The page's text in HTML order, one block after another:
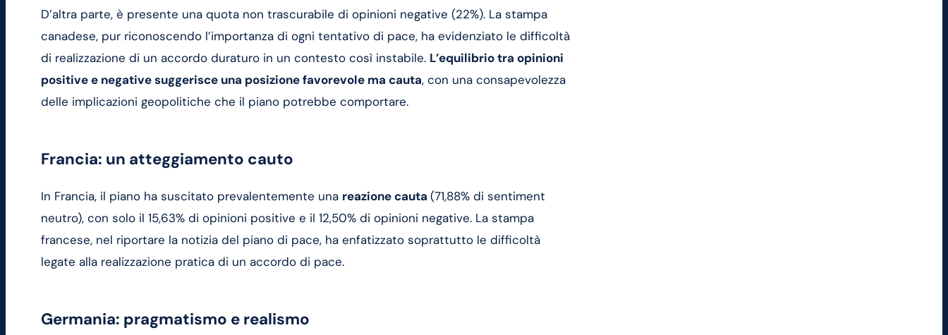
D’altra parte, è presente una quota non trascurabile di opinioni negative (22%). La stampa
canadese, pur riconoscendo l’importanza di ogni tentativo di pace, ha evidenziato le difficoltà
di realizzazione di un accordo duraturo in un contesto così instabile. L’equilibrio tra opinioni
positive e negative suggerisce una posizione favorevole ma cauta, con una consapevolezza
delle implicazioni geopolitiche che il piano potrebbe comportare.
Francia: un atteggiamento cauto
In Francia, il piano ha suscitato prevalentemente una reazione cauta (71,88% di sentiment
neutro), con solo il 15,63% di opinioni positive e il 12,50% di opinioni negative. La stampa
francese, nel riportare la notizia del piano di pace, ha enfatizzato soprattutto le difficoltà
legate alla realizzazione pratica di un accordo di pace.
Germania: pragmatismo e realismo